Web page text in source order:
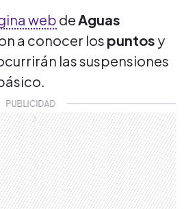
web de Aguas
a conocer los puntos y
las suspensiones